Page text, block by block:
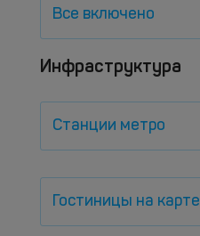
Все включено
Инфраструктура
Станции метро
Гостиницы на карте